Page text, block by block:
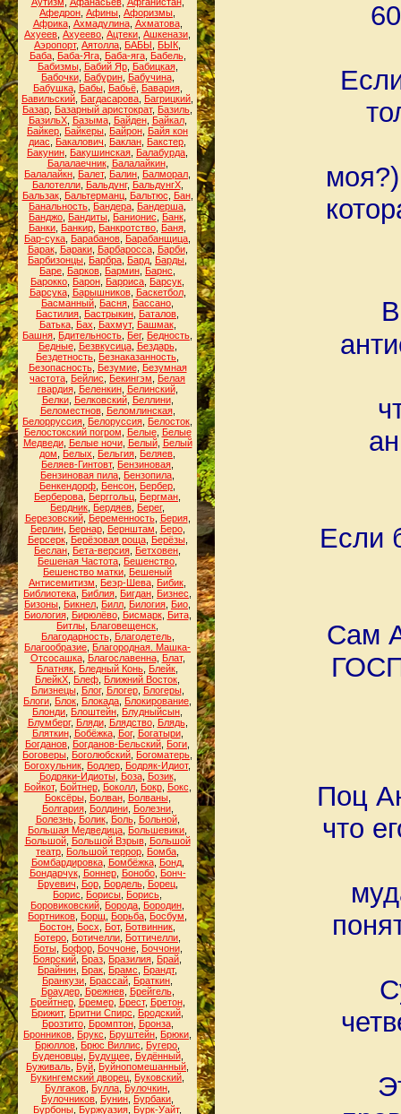
Афедрон Афины Афоризмы
Африка, Ахмадулина, Ахматова,
Ахуеев Ахуеево Ацтеки Ашкенази
Аэропорт, Аятолла БАБЫ БЫК
Баба, Баба-Яга, Баба-яга, Бабель,
Бабизмы, Бабий Яр, Бабицкая,
Бабочки, Бабурин, Бабучина,
Бабушка, Бабы, Бабьё, Бавария,
Бавильский Багдасарова Багрицкий
Базар Базарный аристократ, Базиль
БазильХ, Базыма, Байден, Байкал,
Байкер Байкеры Байрон Байя кон
диас
Бакалович Баклан Бакстер
Бакунин Бакушинская Балабурда
Балалаечник, Балалайкин,
Балалайкн Балет, Балин Балморал
Балотелли, Бальдунг, БальдунгХ,
Бальзак, Бальтерманц, Бальтюс Бан,
Банальность Бандера Бандерша
Банджо Бандиты Банионис Банк
Банки Банкир Банкротство Баня
Бар-сука Барабанов Барабанщица
Барак, Бараки, Барбаросса, Барби,
Барбизонцы Барбра Бард Барды
Баре Барков Бармин Барнс
Барокко Барон Барриса Барсук
Барсука, Барышников, Баскетбол,
Басманный Басня Бассано
Бастилия Бастрыкин Баталов
Батька, Бах Бахмут, Башмак,
Башня Бдительность Бег, Бедность
Бедные, Безвкусица, Бездарь,
Бездетность Безнаказанность
Безопасность, Безумие, Безумная
частота Бейлис Бекингэм
Белая
гвардия, Беленкин, Белинский,
Белки, Белковский, Беллини,
Беломестнов, Беломлинская,
Белорруссия Белоруссия Белосток
Белостокский погром
Белые, Белые
Медведи, Белые ночи, Белый, Белый
дом
Белых Бельгия Беляев
Беляев-Гинтовт, Бензиновая
Бензиновая пила Бензопила
Бенкендорф Бенсон Бербер
Берберова Берггольц Бергман
Бердник Бердяев Берег,
Березовский, Беременность, Берия,
Берлин, Бернар, Бернштам Беро,
Берсерк, Берёзовая роща, Берёзы,
Беслан Бета-версия Бетховен
Бешеная Частота Бешенство
Бешенство матки Бешеный
Антисемитизм
Беэр-Шева Бибик
Библиотека Библия Бигдан Бизнес
Бизоны Бикнел Билл Билогия Био
Биология, Бирюлёво, Бисмарк, Бита,
Битлы Благовещенск
Благодарность, Благодетель,
Благообразие Благородная. Машка-
Отсосашка, Благославенна, Блат,
Блатняк Бледный Конь Блейк
БлейкХ Блеф Ближний Восток
Близнецы, Блог, Блогер, Блогеры,
Блоги Блок Блокада Блокирование
Блонди Блоштейн Блудныйсын
Блумберг, Бляди, Блядство, Блядь,
Бляткин, Бобёжка, Бог, Богатыри,
Богданов Богданов-Бельский Боги
Боговеры Боголюбский Богоматерь
Богохульник Бодлер Бодряк-Идиот,
Бодряки-Идиоты, Боза, Бозик,
Бойкот, Бойтнер, Боколл, Бокр, Бокс
Боксёры, Болван, Болваны,
Болгария, Болдини, Болезни,
Болезнь, Болик, Боль, Больной,
Большая Медведица Большевики
Большой, Большой Взрыв, Большой
театр Большой террор Бомба
Бомбардировка, Бомбёжка, Бонд,
Бондарчук, Боннер, Бонобо, Бонч-
Бруевич
Бор, Бордель, Борец,
Борис
Борисы Борись
Боровиковский Борода Бородин
Бортников Борщ Борьба Босбум
Бостон Босх Бот, Ботвинник
Ботеро Ботичелли Боттичелли
Боты, Бофор, Боччоне, Боччони,
Боярский Браз Бразилия Брай
Брайнин Брак Брамс Брандт,
Бранкузи Брассай Браткин
Браудер, Брежнев, Брейгель,
Брейтнер, Бремер, Брест, Бретон,
Брижит, Бритни Спирс Бродский
Брозтито, Бромптон, Бронза,
Бронников Брукс Бруштейн Брюки
Брюллов Брюс Виллис Бугеро
Буденовцы, Будущее, Будённый,
Буживаль Буй Буйнопомешанный
Букингемский дворец Буковский
Булгаков Булла Булочкин
Булочников Бунин Бурбаки
Бурбоны Буржуазия Бурк-Уайт,
Если
Сам
Поц
что